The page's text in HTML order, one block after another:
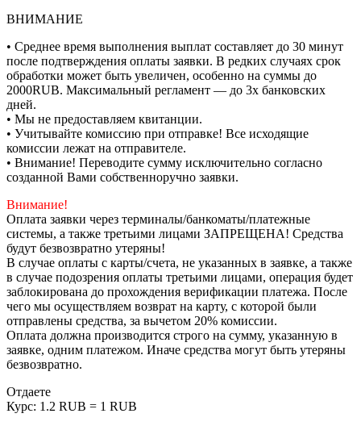
ВНИМАНИЕ
• Среднее время выполнения выплат составляет до 30 минут
после подтверждения оплаты заявки. В редких случаях срок
обработки может быть увеличен, особенно на суммы до
2000RUB. Максимальный регламент — до 3х банковских
дней.
• Мы не предоставляем квитанции.
• Учитывайте комиссию при отправке! Все исходящие
комиссии лежат на отправителе.
• Внимание! Переводите сумму исключительно согласно
созданной Вами собственноручно заявки.
Внимание!
Оплата заявки через терминалы/банкоматы/платежные
системы, а также третьими лицами ЗАПРЕЩЕНА! Средства
будут безвозвратно утеряны!
В случае оплаты с карты/счета, не указанных в заявке, а также
в случае подозрения оплаты третьими лицами, операция будет
заблокирована до прохождения верификации платежа. После
чего мы осуществляем возврат на карту, с которой были
отправлены средства, за вычетом 20% комиссии.
Оплата должна производится строго на сумму, указанную в
заявке, одним платежом. Иначе средства могут быть утеряны
безвозвратно.
Отдаете
Курс: 1.2 RUB = 1 RUB